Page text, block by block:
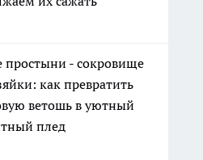
простыни - сокровище
как превратить
ветошь в уютный
плед